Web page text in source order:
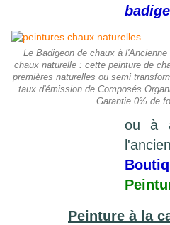
Le Badigeon de chaux à
chaux naturelle : cette peinture de
premières naturelles ou semi
taux d'émission de Composés
Garantie 0% de
ou à
Peinture à la